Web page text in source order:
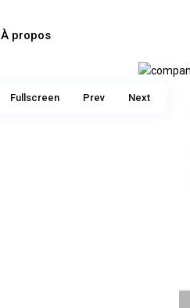
À propos
Fullscreen Prev Next